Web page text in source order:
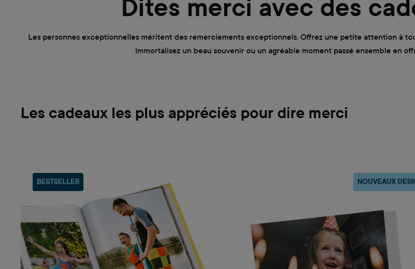
Dites merci avec des
Les personnes exceptionnelles méritent des remerciements exceptionnels. Offrez une petite attention à
Immortalisez un beau souvenir ou un agréable moment passé ensemble en
Les cadeaux les plus appréciés pour dire merci
BESTSELLER NOUVEAUX